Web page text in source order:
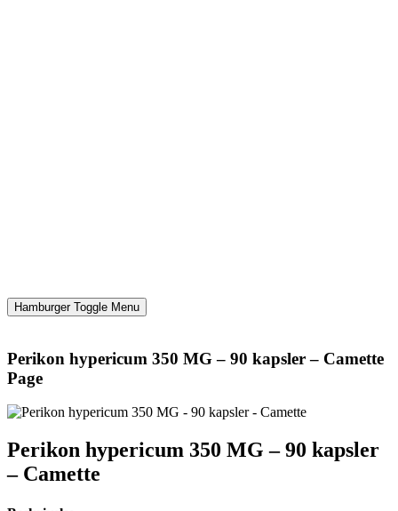
Hamburger Toggle Menu
Perikon hypericum 350 MG – 90 kapsler – Camette
Page
Perikon hypericum 350 MG – 90 kapsler
– Camette